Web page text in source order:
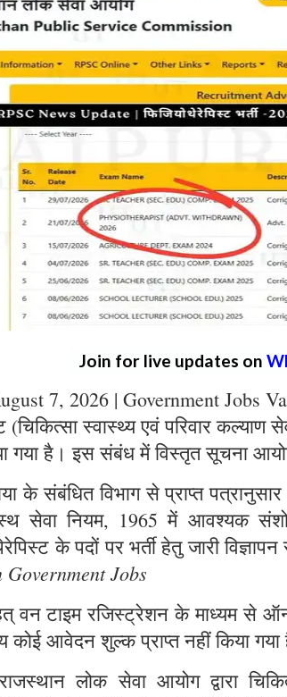
Join for live updates on
7, 2026 | Government Jobs
(चिकित्सा स्वास्थ्य एवं परिवार कल्याण
गया है। इस संबंध में विस्तृत सूचना
के संबंधित विभाग से प्राप्त
सेवा नियम, 1965 में आवश्यक
के पदों पर भर्ती हेतु जारी
Government Jobs
वन टाइम रजिस्ट्रेशन के माध्यम से
कोई आवेदन शुल्क प्राप्त नहीं किया गया
लोक सेवा आयोग द्वारा